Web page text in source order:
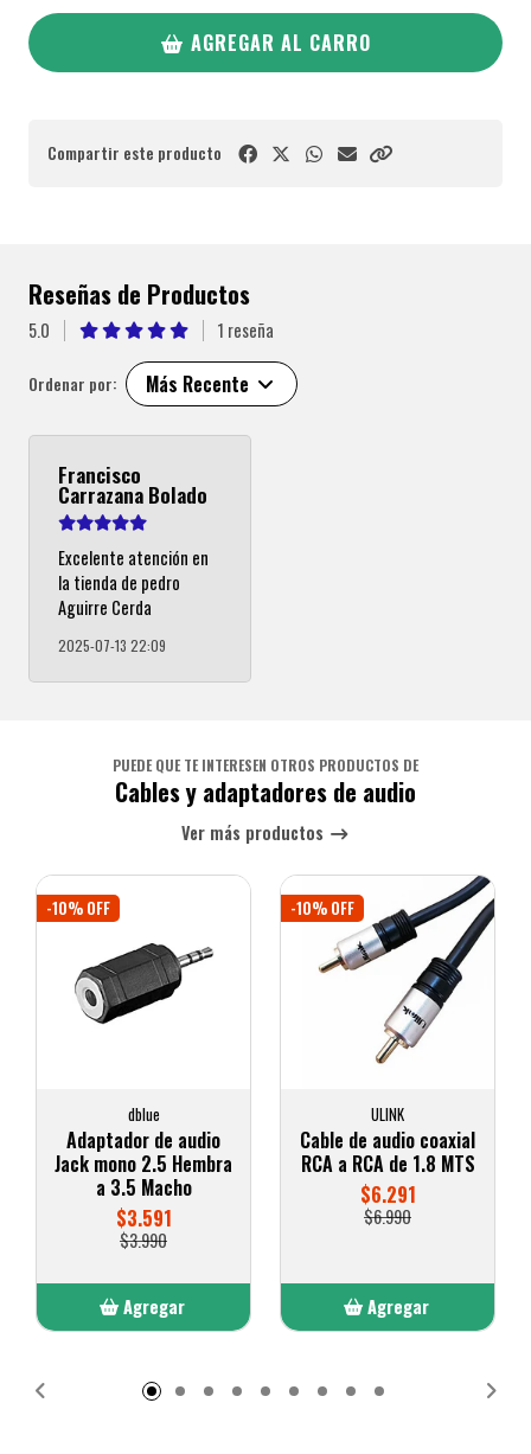
AGREGAR AL CARRO
Compartir este producto
Reseñas de Productos
5.0 1 reseña
Ordenar por: Más Recente
Francisco
Carrazana Bolado
Excelente atención en
la tienda de pedro
Aguirre Cerda
2025-07-13 22:09
PUEDE QUE TE INTERESEN OTROS PRODUCTOS DE
Cables y adaptadores de audio
Ver más productos
-10% OFF
dblue
Adaptador de audio
Jack mono 2.5 Hembra
a 3.5 Macho
$3.591
$3.990
Agregar
-10% OFF
ULINK
Cable de audio coaxial
RCA a RCA de 1.8 MTS
$6.291
$6.990
Agregar